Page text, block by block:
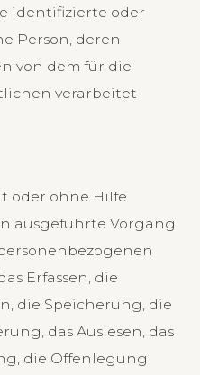
identifizierte oder
Person, deren
von dem für die
verarbeitet
oder ohne Hilfe
ausgeführte Vorgang
Erfassen, die
die Speicherung, die
das Auslesen, das
die Offenlegung